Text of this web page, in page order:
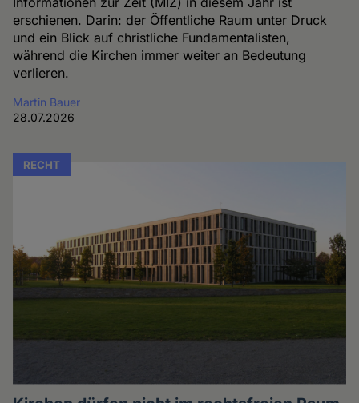
erschienen. Darin: der Öffentliche Raum unter Druck
und ein Blick auf christliche Fundamentalisten,
während die Kirchen immer weiter an Bedeutung
verlieren.
Martin Bauer
28.07.2026
RECHT